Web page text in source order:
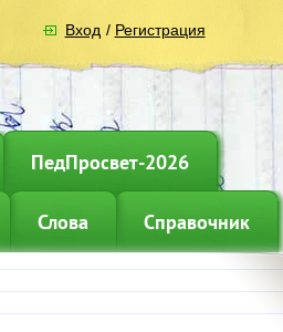
Вход / Регистрация
ПедПросвет-2026
Слова Справочник